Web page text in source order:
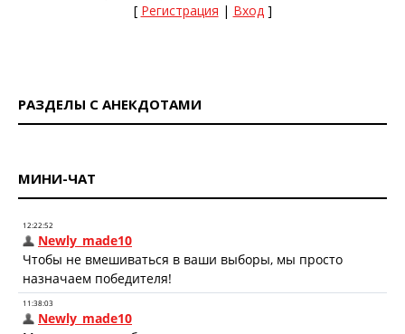
[ Регистрация | Вход]
РАЗДЕЛЫ С АНЕКДОТАМИ
МИНИ-ЧАТ